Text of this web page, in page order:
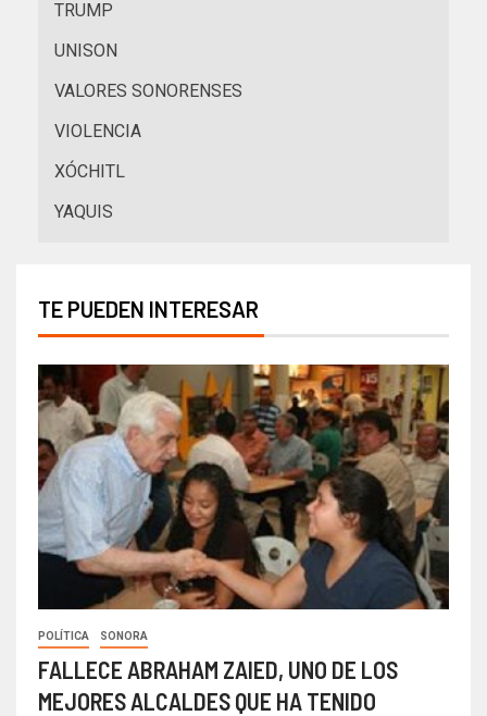
TRUMP
UNISON
VALORES SONORENSES
VIOLENCIA
XÓCHITL
YAQUIS
TE PUEDEN INTERESAR
POLÍTICA SONORA
FALLECE ABRAHAM ZAIED, UNO DE LOS
MEJORES ALCALDES QUE HA TENIDO